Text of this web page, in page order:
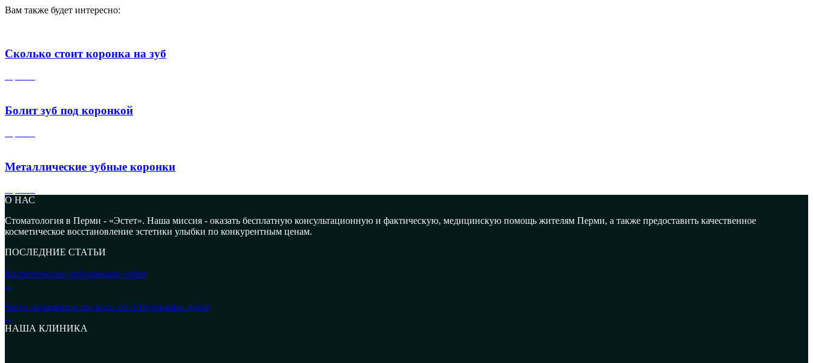
Вам также будет интересно:
Сколько стоит коронка на зуб
Болит зуб под коронкой
Металлические зубные коронки
О НАС
Стоматология в Перми - «Эстет». Наша миссия - оказать бесплатную консультационную и фактическую, медицинскую помощь жителям Перми, а также предоставить качественное
косметическое восстановление эстетики улыбки по конкурентным ценам.
ПОСЛЕДНИЕ СТАТЬИ
Косметическое отбеливание зубов
...
Часто задаваемые вопросы об отбеливании зубов
...
НАША КЛИНИКА